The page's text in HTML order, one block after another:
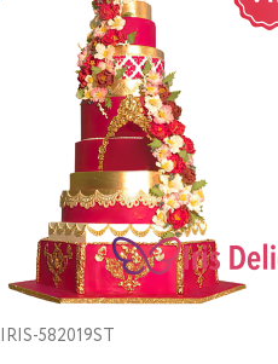
IRIS-582019ST